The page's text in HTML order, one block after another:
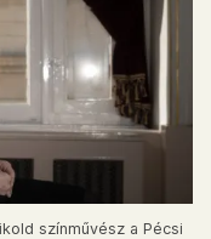
színművész a Pécsi